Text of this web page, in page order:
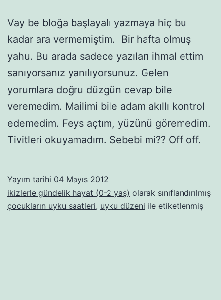
Vay be bloğa başlayalı yazmaya hiç bu
kadar ara vermemiştim. Bir hafta olmuş
yahu. Bu arada sadece yazıları ihmal ettim
sanıyorsanız yanılıyorsunuz. Gelen
yorumlara doğru düzgün cevap bile
veremedim. Mailimi bile adam akıllı kontrol
edemedim. Feys açtım, yüzünü göremedim.
Tivitleri okuyamadım. Sebebi mi?? Off off.
Yayım tarihi 04 Mayıs 2012
ikizlerle gündelik hayat (0-2 yaş) olarak sınıflandırılmış
çocukların uyku saatleri, uyku düzeni ile etiketlenmiş